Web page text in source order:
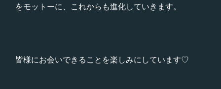
をモットーに、これからも進化していきます。
皆様にお会いできることを楽しみにしています♡